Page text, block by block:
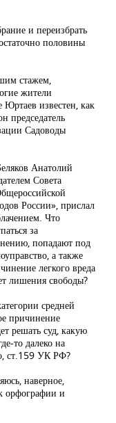
и переизбрать
половины
стажем,
жители
известен, как
председатель
Садоводы
Анатолий
Совета
России», прислал
Что
за
попадают под
а также
легкого вреда
лишения свободы?
средней
причинение
решать суд, какую
то далеко на
ст.159 УК РФ?
наверное,
орфографии и